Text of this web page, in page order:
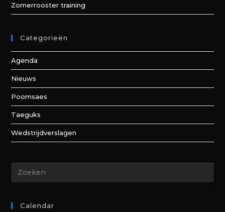
Zomerrooster training
Categorieën
Agenda
Nieuws
Poomsaes
Taeguks
Wedstrijdverslagen
Calendar